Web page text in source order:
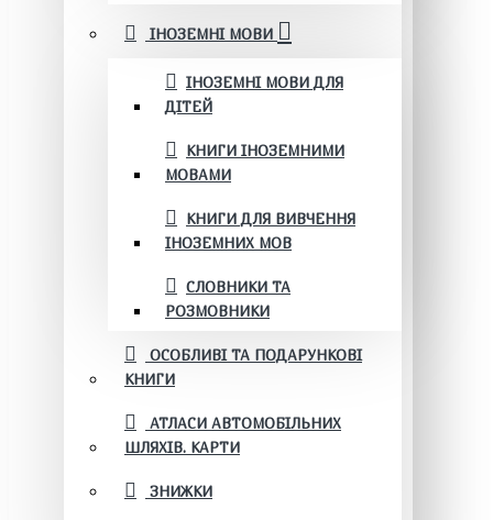
ІНОЗЕМНІ МОВИ
ІНОЗЕМНІ МОВИ ДЛЯ
ДІТЕЙ
КНИГИ ІНОЗЕМНИМИ
МОВАМИ
КНИГИ ДЛЯ ВИВЧЕННЯ
ІНОЗЕМНИХ МОВ
СЛОВНИКИ ТА
РОЗМОВНИКИ
ОСОБЛИВІ ТА ПОДАРУНКОВІ
КНИГИ
АТЛАСИ АВТОМОБІЛЬНИХ
ШЛЯХІВ. КАРТИ
ЗНИЖКИ